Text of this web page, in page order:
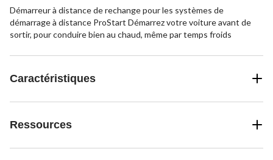
Démarreur à distance de rechange pour les systèmes de
démarrage à distance ProStart Démarrez votre voiture avant de
sortir, pour conduire bien au chaud, même par temps froids
Caractéristiques
Ressources